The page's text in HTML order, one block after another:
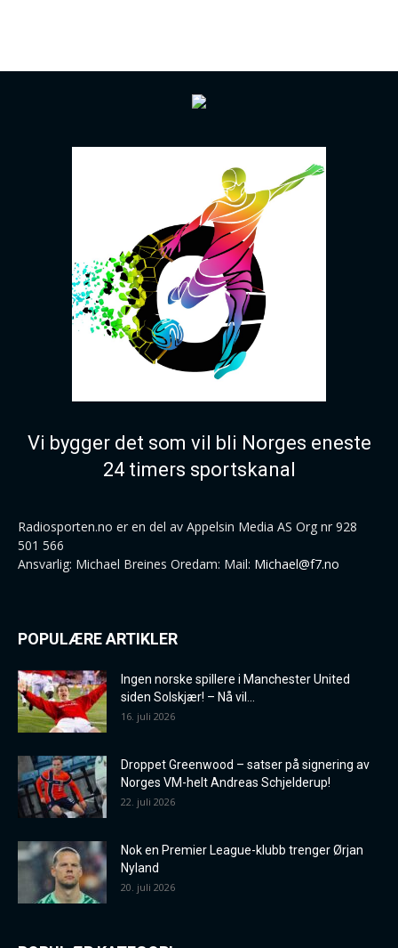
Vi bygger det som vil bli Norges eneste
24 timers sportskanal
Radiosporten.no er en del av Appelsin Media AS Org nr 928
501 566
Ansvarlig: Michael Breines Oredam: Mail: Michael@f7.no
POPULÆRE ARTIKLER
Ingen norske spillere i Manchester United
siden Solskjær! – Nå vil...
16. juli 2026
Droppet Greenwood – satser på signering av
Norges VM-helt Andreas Schjelderup!
22. juli 2026
Nok en Premier League-klubb trenger Ørjan
Nyland
20. juli 2026